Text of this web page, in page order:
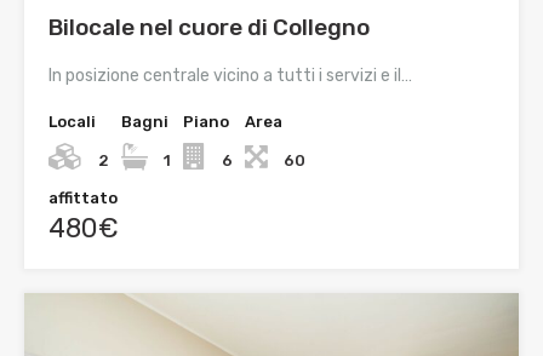
Bilocale nel cuore di Collegno
In posizione centrale vicino a tutti i servizi e il…
Locali
2
Bagni
1
Piano
6
Area
60
affittato
480€